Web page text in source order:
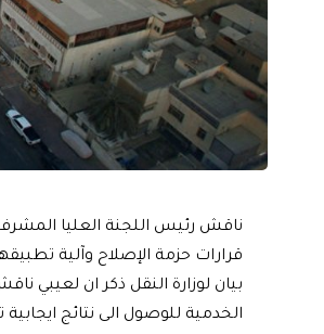
ناقش رئيس اللجنة العليا
قرارات حزمة الإصلاح وآلية
بيان لوزارة النقل ذكر ان لعيبي
الخدمية للوصول الى نتائج